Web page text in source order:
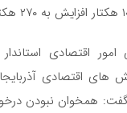
اقتصادی
های اقتصادی
گفت: همخوان نبودن